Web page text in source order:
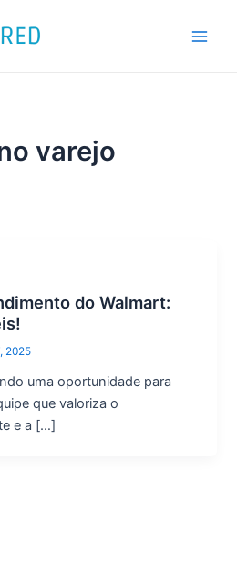
varejo
do Walmart:
2025
uma oportunidade para
que valoriza o
e a […]